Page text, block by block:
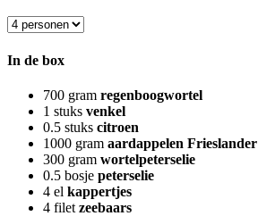
In de box
700 gram regenboogwortel
1 stuks venkel
0.5 stuks citroen
1000 gram aardappelen Frieslander
300 gram wortelpeterselie
0.5 bosje peterselie
4 el kappertjes
4 filet zeebaars